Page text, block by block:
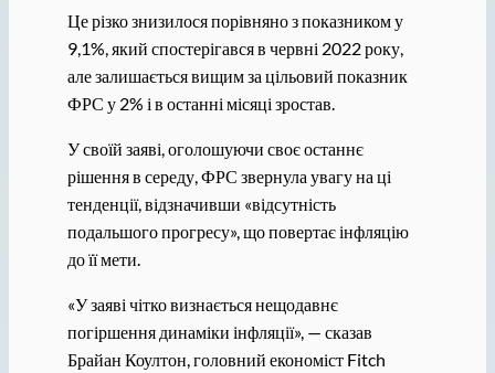
Це різко знизилося порівняно з показником у
9,1%, який спостерігався в червні 2022 року,
але залишається вищим за цільовий показник
ФРС у 2% і в останні місяці зростав.
У своїй заяві, оголошуючи своє останнє
рішення в середу, ФРС звернула увагу на ці
тенденції, відзначивши «відсутність
подальшого прогресу», що повертає інфляцію
до її мети.
«У заяві чітко визнається нещодавнє
погіршення динаміки інфляції», — сказав
Брайан Коултон, головний економіст Fitch